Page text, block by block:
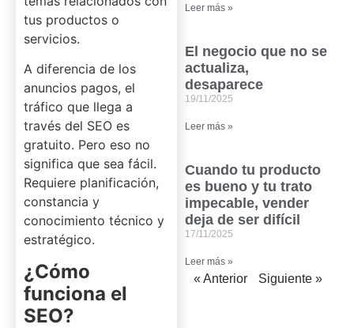
tus productos o
servicios.
A diferencia de los
anuncios pagos, el
tráfico que llega a
través del SEO es
gratuito. Pero eso no
significa que sea fácil.
Requiere planificación,
constancia y
conocimiento técnico y
estratégico.
¿Cómo
funciona el
SEO?
Leer más »
El negocio que no se
actualiza,
desaparece
19/11/2025
Leer más »
Cuando tu producto
es bueno y tu trato
impecable, vender
deja de ser difícil
17/11/2025
Leer más »
« Anterior Siguiente »